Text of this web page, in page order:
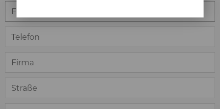
betrifft wesentliche
Web-Technologien und Cookies